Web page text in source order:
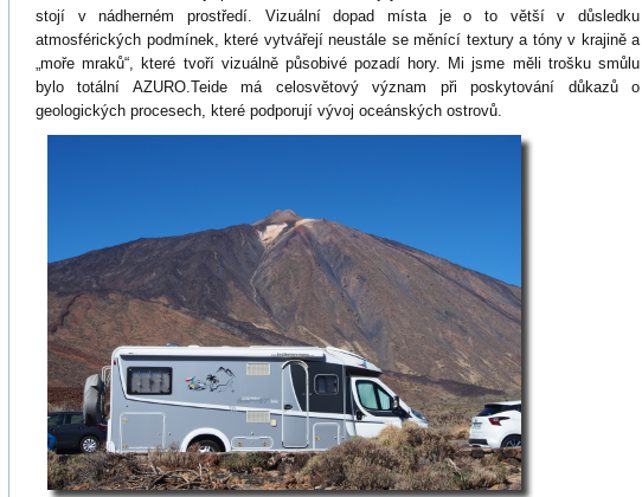
stojí v nádherném prostředí. Vizuální dopad místa je o to větší v důsledku
atmosférických podmínek, které vytvářejí neustále se měnící textury a tóny v krajině a
„moře mraků“, které tvoří vizuálně působivé pozadí hory. Mi jsme měli trošku smůlu
bylo totální AZURO.Teide má celosvětový význam při poskytování důkazů o
geologických procesech, které podporují vývoj oceánských ostrovů.